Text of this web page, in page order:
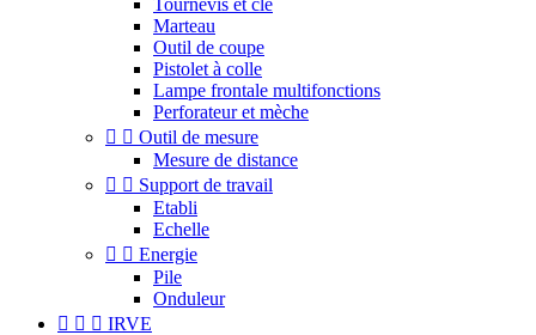
Marteau
Outil de coupe
Pistolet à colle
Lampe frontale multifonctions
Perforateur et mèche
  Outil de mesure
Mesure de distance
  Support de travail
Etabli
Echelle
  Energie
Pile
Onduleur
   IRVE